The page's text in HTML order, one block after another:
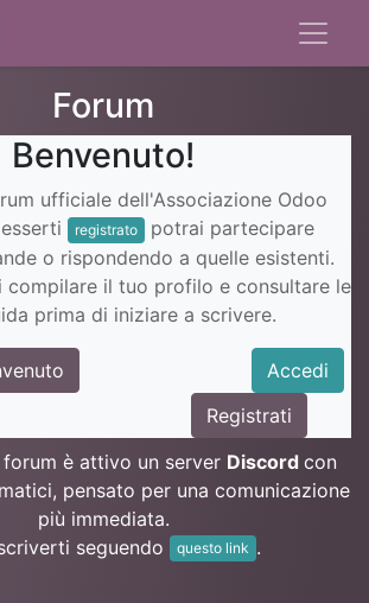
Forum
Benvenuto!
ufficiale dell'Associazione Odoo
registrato
potrai partecipare
o rispondendo a quelle esistenti.
compilare il tuo profilo e consultare le
prima di iniziare a scrivere.
Accedi
Registrati
è attivo un server Discord con
pensato per una comunicazione
più immediata.
seguendo
questo link .